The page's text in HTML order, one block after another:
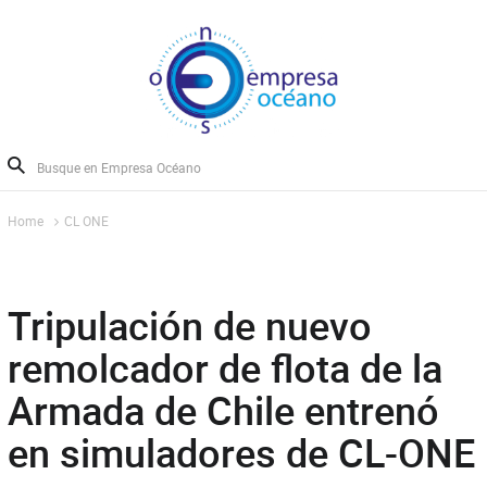
Home CL ONE
Tripulación de nuevo
remolcador de flota de la
Armada de Chile entrenó
en simuladores de CL-ONE